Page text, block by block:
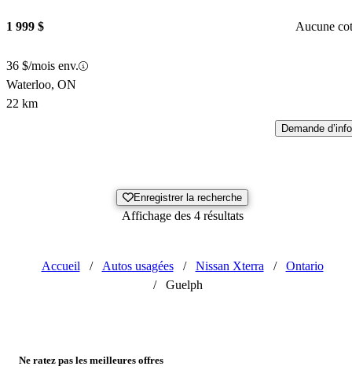
1 999 $ Aucune
36 $/mois env.
Waterloo, ON
22 km
Demande d’info
Enregistrer la recherche
Affichage des 4 résultats
Accueil / Autos usagées / Nissan Xterra /
Ontario
/
Guelph
Ne ratez pas les meilleures offres